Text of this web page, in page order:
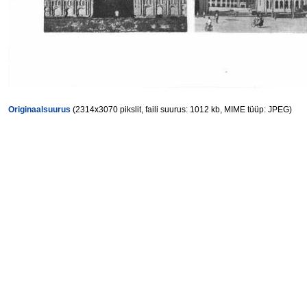
Originaalsuurus (2314x3070 pikslit, faili suurus: 1012 kb, MIME tüüp: JPEG)